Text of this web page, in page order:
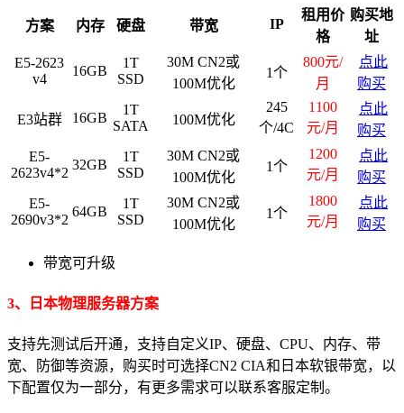
方案 内存 硬盘 带宽 IP
租用价
格
购买地
址
E5-2623
v4
16GB
1T
SSD
30M CN2或
100M优化
1个
800元/
月
点此
购买
E3站群 16GB
1T
SATA
100M优化
245
个/4C
1100
元/月
点此
购买
E5-
2623v4*2
32GB
1T
SSD
30M CN2或
100M优化
1个
1200
元/月
点此
购买
E5-
2690v3*2
64GB
1T
SSD
30M CN2或
100M优化
1个
1800
元/月
点此
购买
带宽可升级
3、日本物理服务器方案
支持先测试后开通，支持自定义IP、硬盘、CPU、内存、带
宽、防御等资源，购买时可选择CN2 CIA和日本软银带宽，以
下配置仅为一部分，有更多需求可以联系客服定制。